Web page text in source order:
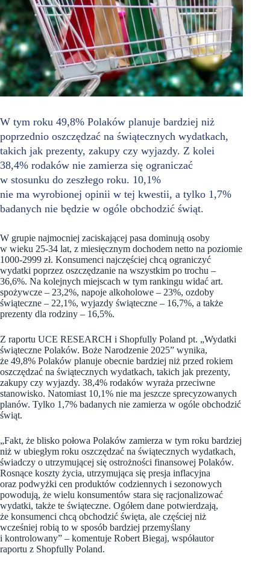
W tym roku 49,8% Polaków planuje bardziej niż
poprzednio oszczędzać na świątecznych wydatkach,
takich jak prezenty, zakupy czy wyjazdy. Z kolei
38,4% rodaków nie zamierza się ograniczać
w stosunku do zeszłego roku. 10,1%
nie ma wyrobionej opinii w tej kwestii, a tylko 1,7%
badanych nie będzie w ogóle obchodzić świąt.
W grupie najmocniej zaciskającej pasa dominują osoby
w wieku 25-34 lat, z miesięcznym dochodem netto na poziomie
1000-2999 zł. Konsumenci najczęściej chcą ograniczyć
wydatki poprzez oszczędzanie na wszystkim po trochu –
36,6%. Na kolejnych miejscach w tym rankingu widać art.
spożywcze – 23,2%, napoje alkoholowe – 23%, ozdoby
świąteczne – 22,1%, wyjazdy świąteczne – 16,7%, a także
prezenty dla rodziny – 16,5%.
Z raportu UCE RESEARCH i Shopfully Poland pt. „Wydatki
świąteczne Polaków. Boże Narodzenie 2025” wynika,
że 49,8% Polaków planuje obecnie bardziej niż przed rokiem
oszczędzać na świątecznych wydatkach, takich jak prezenty,
zakupy czy wyjazdy. 38,4% rodaków wyraża przeciwne
stanowisko. Natomiast 10,1% nie ma jeszcze sprecyzowanych
planów. Tylko 1,7% badanych nie zamierza w ogóle obchodzić
świąt.
„Fakt, że blisko połowa Polaków zamierza w tym roku bardziej
niż w ubiegłym roku oszczędzać na świątecznych wydatkach,
świadczy o utrzymującej się ostrożności finansowej Polaków.
Rosnące koszty życia, utrzymująca się presja inflacyjna
oraz podwyżki cen produktów codziennych i sezonowych
powodują, że wielu konsumentów stara się racjonalizować
wydatki, także te świąteczne. Ogółem dane potwierdzają,
że konsumenci chcą obchodzić święta, ale częściej niż
wcześniej robią to w sposób bardziej przemyślany
i kontrolowany” – komentuje Robert Biegaj, współautor
raportu z Shopfully Poland.